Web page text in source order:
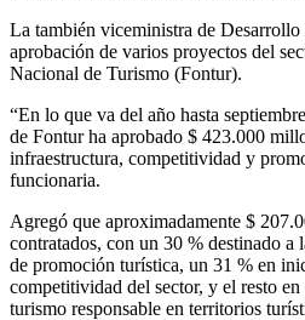
La también viceministra de Desarrollo
aprobación de varios proyectos del
Nacional de Turismo (Fontur).
“En lo que va del año hasta
de Fontur ha aprobado $ 423.000
infraestructura, competitividad y
funcionaria.
Agregó que aproximadamente $
contratados, con un 30 % destinado
de promoción turística, un 31 % en
competitividad del sector, y el resto
turismo responsable en territorios